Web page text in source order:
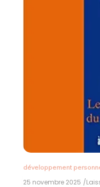
développement
25 novembre 2025 /